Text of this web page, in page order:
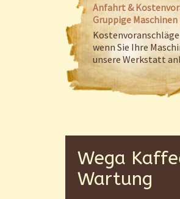
Anfahrt &
Gruppige Maschinen
wenn Sie Ihre
unsere Werkstatt
Wega
Wartung